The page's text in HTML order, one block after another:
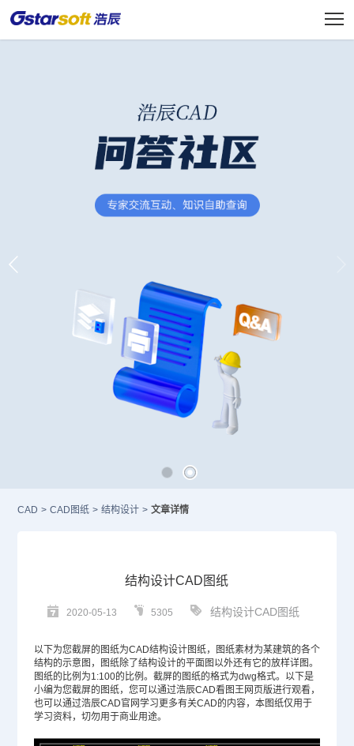
CAD > CAD图纸 > 结构设计 > 文章详情
结构设计CAD图纸
2020-05-13 5305 结构设计CAD图纸
以下为您截屏的图纸为CAD结构设计图纸，图纸素材为某建筑的各个
结构的示意图，图纸除了结构设计的平面图以外还有它的放样详图。
图纸的比例为1:100的比例。截屏的图纸的格式为dwg格式。以下是
小编为您截屏的图纸，您可以通过浩辰CAD看图王网页版进行观看，
也可以通过浩辰CAD官网学习更多有关CAD的内容，本图纸仅用于
学习资料，切勿用于商业用途。